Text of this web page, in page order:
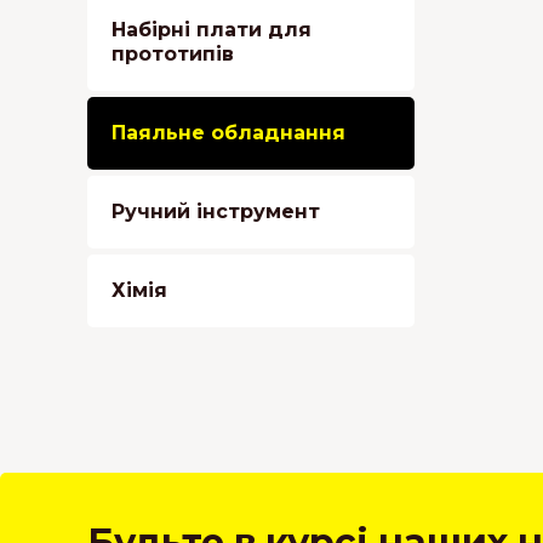
Набірні плати для
прототипів
Паяльне обладнання
Ручний інструмент
Хімія